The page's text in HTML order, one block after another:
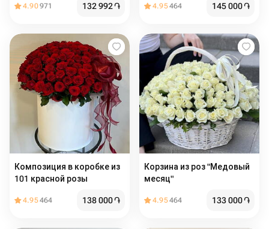
4.90971 132 992֏ 4.95464 145 000֏
Композиция в коробке из
101 красной розы
4.95464 138 000֏
Корзина из роз "Медовый
месяц"
4.95464 133 000֏